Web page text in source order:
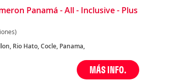
Panamá - All - Inclusive - Plus
Rio Hato, Cocle, Panama,
MÁS INFO.